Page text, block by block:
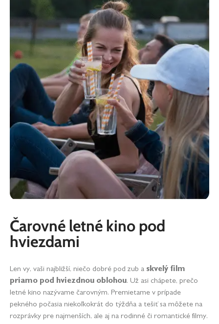
Čarovné letné kino pod
hviezdami
Len vy, vaši najbližší, niečo dobré pod zub a skvelý film
priamo pod hviezdnou oblohou. Už asi chápete, prečo
letné kino nazývame čarovným. Premietame v prípade
pekného počasia niekoľkokrát do týždňa a tešiť sa môžete na
rozprávky pre najmenších, ale aj na rodinné či romantické filmy.